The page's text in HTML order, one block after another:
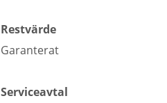
Restvärde
Garanterat
Serviceavtal